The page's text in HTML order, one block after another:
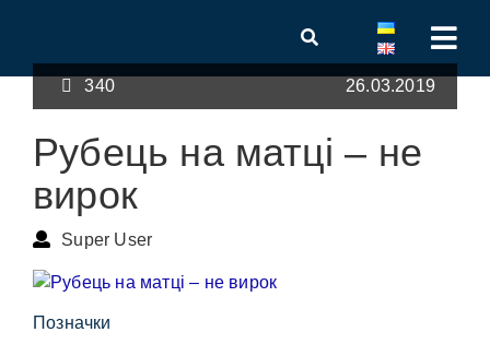
340 26.03.2019
Рубець на матці – не
вирок
Super User
Позначки